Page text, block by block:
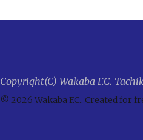
Copyright(C) Wakaba F.C.
© 2026 Wakaba F.C.. Created for